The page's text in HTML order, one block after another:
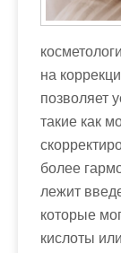
на
позволяет
такие как
более
лежит
которые
кислоты